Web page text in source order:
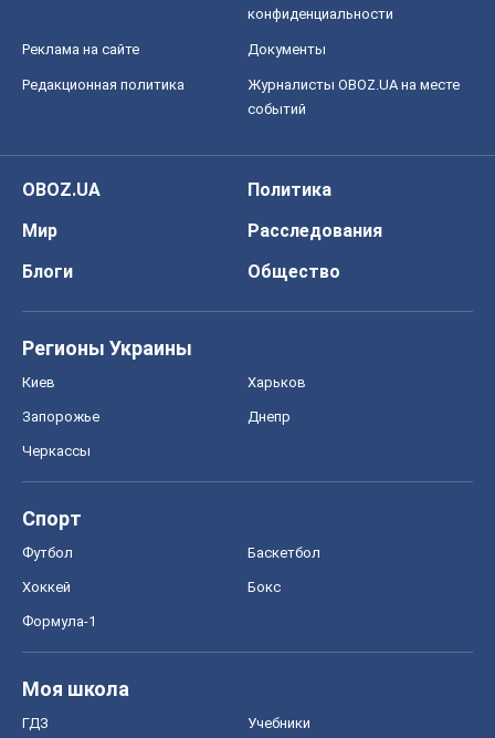
конфиденциальности
Реклама на сайте Документы
Редакционная политика
Журналисты OBOZ.UA на месте
событий
OBOZ.UA
Политика
Мир
Расследования
Блоги
Общество
Регионы Украины
Киев Харьков
Запорожье Днепр
Черкассы
Спорт
Футбол Баскетбол
Хоккей Бокс
Формула-1
Моя школа
ГДЗ Учебники